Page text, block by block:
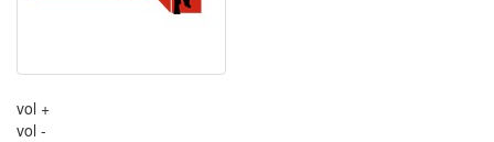
vol +
vol -